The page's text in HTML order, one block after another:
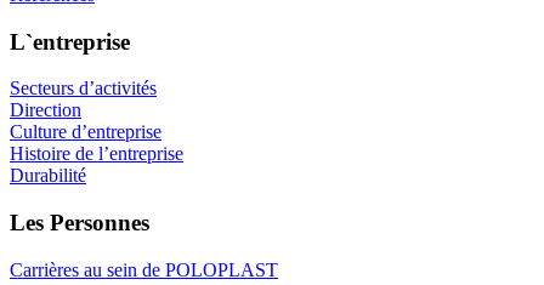
L`entreprise
Secteurs d’activités
Direction
Culture d’entreprise
Histoire de l’entreprise
Durabilité
Les Personnes
Carrières au sein de POLOPLAST